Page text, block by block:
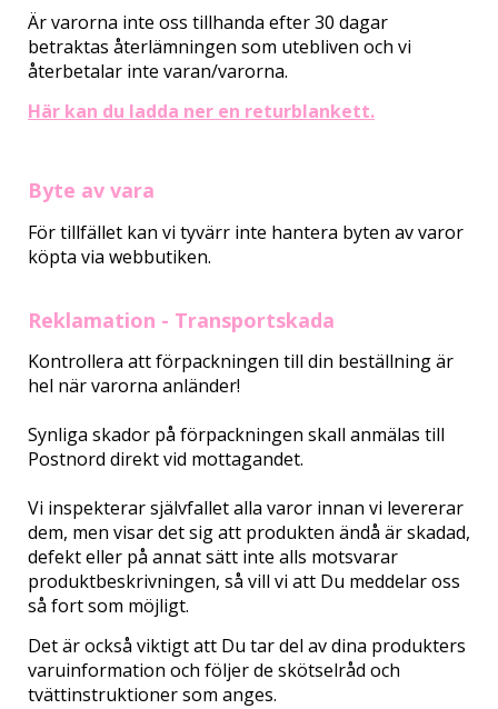
Är varorna inte oss tillhanda efter 30 dagar
betraktas återlämningen som utebliven och vi
återbetalar inte varan/varorna.
Här kan du ladda ner en returblankett.
Byte av vara
För tillfället kan vi tyvärr inte hantera byten av varor
köpta via webbutiken.
Reklamation - Transportskada
Kontrollera att förpackningen till din beställning är
hel när varorna anländer!
Synliga skador på förpackningen skall anmälas till
Postnord direkt vid mottagandet.
Vi inspekterar självfallet alla varor innan vi levererar
dem, men visar det sig att produkten ändå är skadad,
defekt eller på annat sätt inte alls motsvarar
produktbeskrivningen, så vill vi att Du meddelar oss
så fort som möjligt.
Det är också viktigt att Du tar del av dina produkters
varuinformation och följer de skötselråd och
tvättinstruktioner som anges.